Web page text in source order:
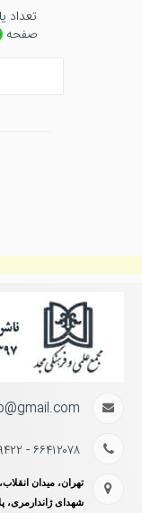
تعداد
صفحه
۶۶۴۱۲۰۷۸ - ۶۶۴۰۹۴۲۲ - ۶۶۴۹۵۰۳۴
تهران، میدان
شهدای ژاندارمری،